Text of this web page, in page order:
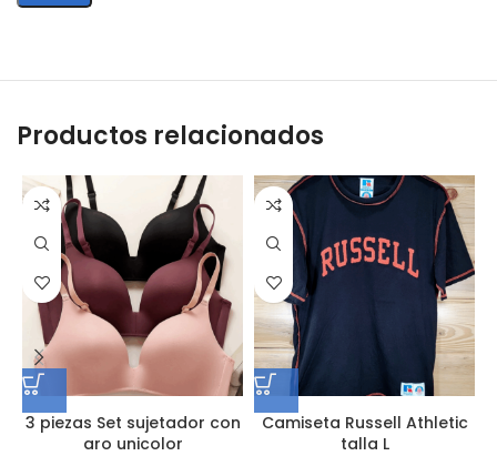
Productos relacionados
3 piezas Set sujetador con
aro unicolor
Camiseta Russell Athletic
talla L